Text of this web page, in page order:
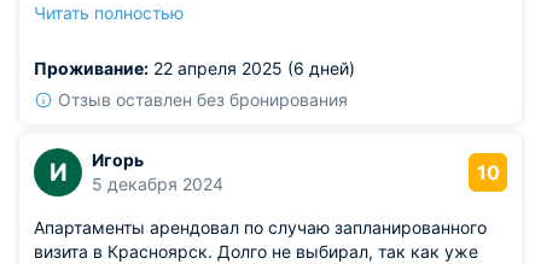
Из недостатков: ощущение, что ты дома. Только балкон
Читать полностью
Проживание: 22 апреля 2025 (6 дней)
Отзыв оставлен без бронирования
И
Игорь
5 декабря 2024
10
Апартаменты арендовал по случаю запланированного
визита в Красноярск. Долго не выбирал, так как уже